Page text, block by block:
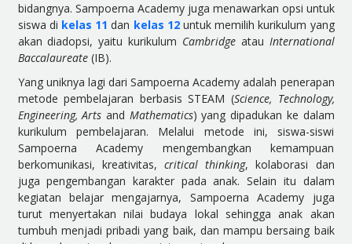
bidangnya. Sampoerna Academy juga menawarkan opsi untuk
siswa di kelas 11 dan kelas 12untuk memilih kurikulum yang
akan diadopsi, yaitu kurikulum Cambridgeatau International
Baccalaureate (IB).
Yang uniknya lagi dari Sampoerna Academy adalah penerapan
metode pembelajaran berbasis STEAM (Science, Technology,
Engineering, Arts and Mathematics) yang dipadukan ke dalam
kurikulum pembelajaran. Melalui metode ini, siswa-siswi
Sampoerna Academy mengembangkan kemampuan
berkomunikasi, kreativitas, critical thinking, kolaborasi dan
juga pengembangan karakter pada anak. Selain itu dalam
kegiatan belajar mengajarnya, Sampoerna Academy juga
turut menyertakan nilai budaya lokal sehingga anak akan
tumbuh menjadi pribadi yang baik, dan mampu bersaing baik